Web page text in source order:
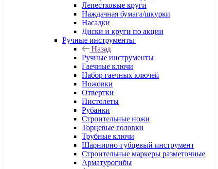
Лепестковые круги
Наждачная бумага/шкурки
Насадки
Диски и круги по акции
Ручные инструменты
Назад
Ручные инструменты
Гаечные ключи
Набор гаечных ключей
Ножовки
Отвертки
Пистолеты
Рубанки
Строительные ножи
Торцевые головки
Трубные ключи
Шарнирно-губцевый инструмент
Строительные маркеры разметочные
Арматурогибы